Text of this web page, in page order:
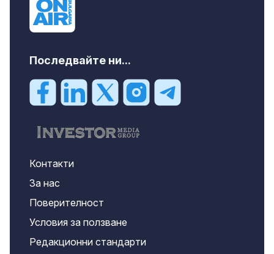
Последвайте ни...
Контакти
За нас
Поверителност
Условия за ползване
Редакционни стандарти